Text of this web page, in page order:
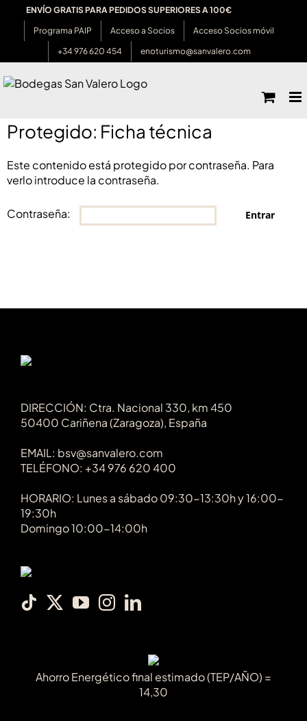
Saltar
contenido
ENVÍO GRATIS PARA PEDIDOS SUPERIORES A 100€
Programa PAIP
Acceso a Socios
Acceso Socios móvil
+34 976 620 454
enoturismo@sanvalero.com
Protegido: Ficha técnica
Este contenido está protegido por contraseña. Para
verlo introduce la contraseña.
Contraseña:
DIRECCIÓN: Ctra. Nacional 330, km 450
50400 Cariñena (Zaragoza), España
EMAIL: bsv@sanvalero.com
TELÉFONO: +34 976 620 400
HORARIO: Lunes a sábado 09:30-13:30h y 16:00-
19:30h
Domingo 10:00-14:00h
Ahorro Energético final estimado (TEP/AÑO) =
14,30